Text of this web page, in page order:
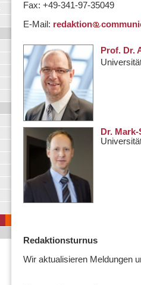
Fax: +49-341-97-35049
E-Mail: redaktion
Prof. Dr.
Dr.
Redaktionsturnus
Wir aktualisieren Meldungen